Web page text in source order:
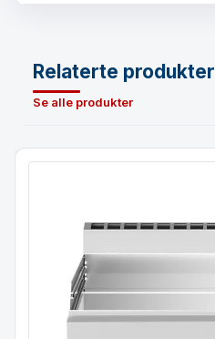
Relaterte produkter
Se alle produkter